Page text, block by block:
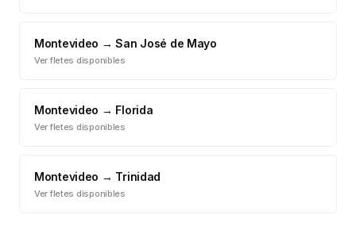
Montevideo →San José de Mayo
Ver fletes disponibles
Montevideo → Florida
Ver fletes disponibles
Montevideo → Trinidad
Ver fletes disponibles